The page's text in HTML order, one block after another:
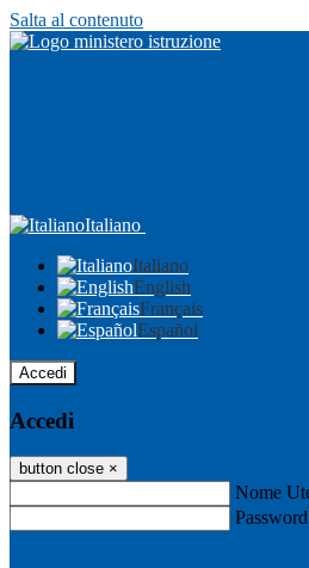
Salta al contenuto
Italiano
Italiano
English
Français
Español
Accedi
Accedi
button close ×
Nome
Password